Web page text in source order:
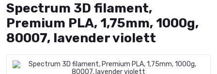
Spectrum 3D filament,
Premium PLA, 1,75mm, 1000g,
80007, lavender violett